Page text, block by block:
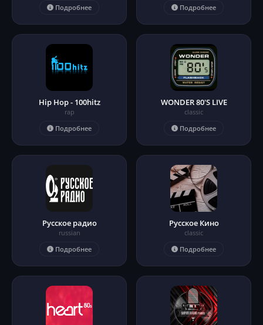
Подробнее
Подробнее
Hip Hop - 100hitz
rap
Подробнее
WONDER 80'S LIVE
classic
Подробнее
Русское радио
russian
Подробнее
Русское Кино
classic
Подробнее